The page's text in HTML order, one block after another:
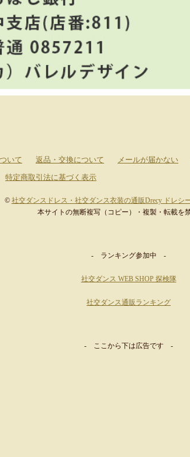
いて 返品・交換について メールが届かない
特定商取引法に基づく表示
© 社交ダンスドレス・社交ダンス衣装の通販Drecy ドレシ
本サイトの無断複写（コピー）・複製・転載を
- ランキング参加中 -
社交ダンス WEB SHOP 探検隊
社交ダンス通販ランキング
- ここから下は広告です -